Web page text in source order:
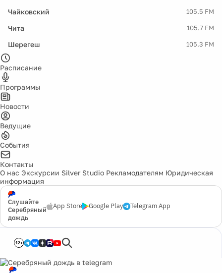
Чайковский 105.5 FM
Чита 105.7 FM
Шерегеш 105.3 FM
Расписание
Программы
Новости
Ведущие
События
Контакты
О нас Экскурсии Silver Studio Рекламодателям Юридическая
информация
Слушайте
Серебряный
дождь
App Store Google Play Telegram App
12+